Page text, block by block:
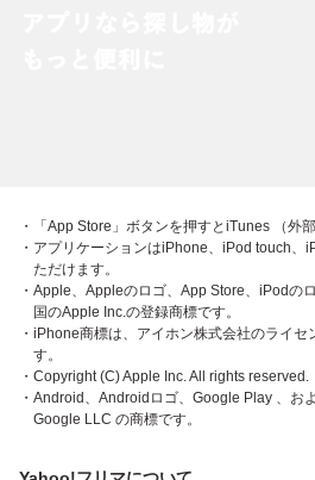
・「App Store」ボタンを押すとiTunes （外
・アプリケーションはiPhone、iPod touch
ただけます。
・Apple、Appleのロゴ、App Store、iPodの
国のApple Inc.の登録商標です。
・iPhone商標は、アイホン株式会社のライセ
す。
・Copyright (C) Apple Inc. All rights reserved.
・Android、Androidロゴ、Google Play 、お
Google LLC の商標です。